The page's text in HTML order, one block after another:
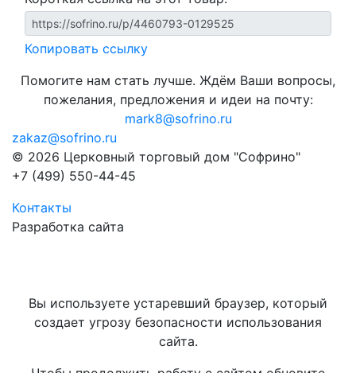
Копировать ссылку
Помогите нам стать лучше. Ждём Ваши вопросы,
пожелания, предложения и идеи на почту:
mark8@sofrino.ru
zakaz@sofrino.ru
© 2026 Церковный торговый дом "Софрино"
+7 (499) 550-44-45
Контакты
Разработка сайта
Вы используете устаревший браузер, который
создает угрозу безопасности использования
сайта.